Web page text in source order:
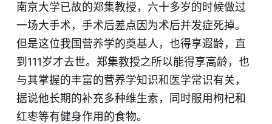
南京大学已故的郑集教授，六十多岁的时候做过
一场大手术，手术后差点因为术后并发症死掉。
但是这位我国营养学的奠基人，也得享遐龄，直
到111岁才去世。郑集教授之所以能得享高龄，也
与其掌握的丰富的营养学知识和医学常识有关，
据说他长期的补充多种维生素，同时服用枸杞和
红枣等有健身作用的食物。